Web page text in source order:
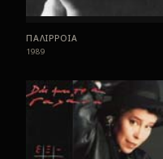
ΠΑΛΙΡΡΟΙΑ
1989